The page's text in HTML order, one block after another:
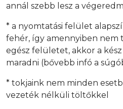
annál szebb lesz a
* a nyomtatási felület
fehér, így amennyiben nem
egész felületet, akkor a
maradni (bővebb infó a
* tokjaink nem minden
vezeték nélküli töltőkkel